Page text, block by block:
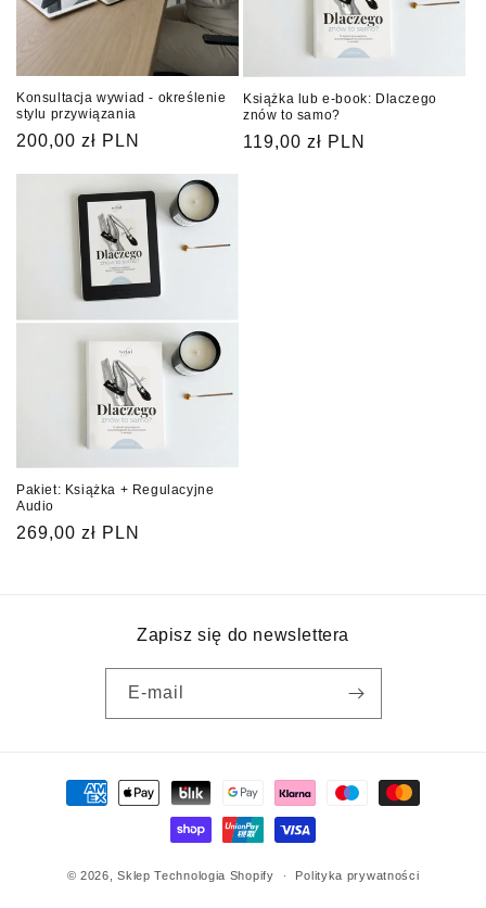
Konsultacja wywiad - określenie
stylu przywiązania
Cena
200,00 zł PLN
Książka lub e-book: Dlaczego
znów to samo?
Cena
119,00 zł PLN
Pakiet: Książka + Regulacyjne
Audio
Cena
269,00 zł PLN
Zapisz się do newslettera
E-mail
Metody
płatności
© 2026,Sklep Technologia Shopify Polityka prywatności